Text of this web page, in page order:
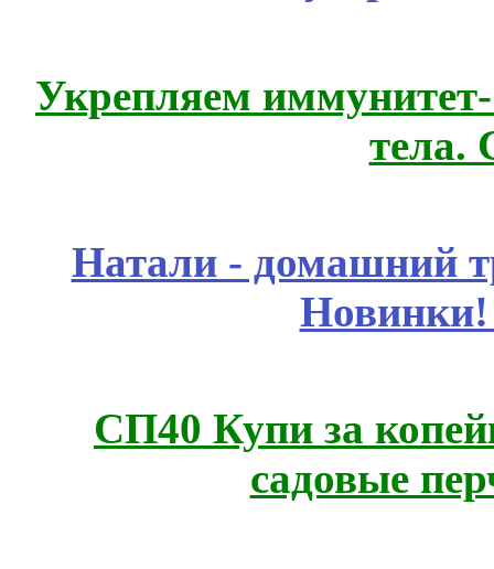
Укрепляем
тела.
Натали - домашний
СП40 Купи за
садовые